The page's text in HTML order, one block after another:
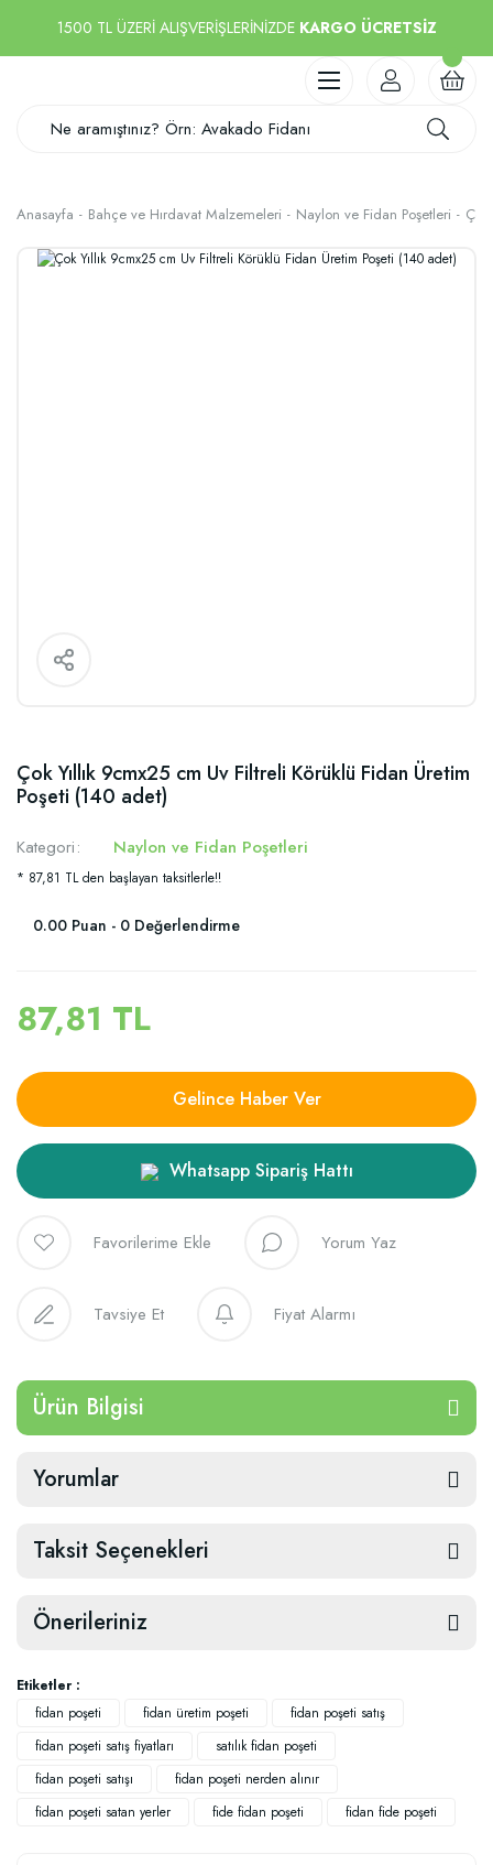
1500 TL ÜZERİ ALIŞVERİŞLERİNİZDE KARGO ÜCRETSİZ
Anasayfa Bahçe ve Hırdavat Malzemeleri Naylon ve Fidan Poşetleri
Çok Yıllık 9cmx25 cm Uv Filtreli Körüklü Fidan Üretim
Poşeti (140 adet)
Kategori Naylon ve Fidan Poşetleri
* 87,81 TL den başlayan taksitlerle!!
0.00 Puan - 0 Değerlendirme
87,81 TL
Gelince Haber Ver
Whatsapp Sipariş Hattı
Yorum Yaz
Tavsiye Et Fiyat Alarmı
Ürün Bilgisi
Yorumlar
Taksit Seçenekleri
Önerileriniz
Etiketler :
fidan poşeti
fidan üretim poşeti
fidan poşeti satış
fidan poşeti satış fiyatları
satılık fidan poşeti
fidan poşeti satışı
fidan poşeti nerden alınır
fidan poşeti satan yerler
fide fidan poşeti fidan fide poşeti